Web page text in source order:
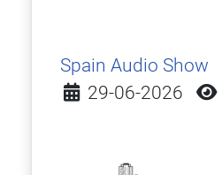
Spain Audio Show
Detalles
29-06-2026